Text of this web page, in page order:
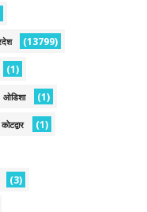
(13799)
(1)
ओडिशा (1)
कोटद्वार (1)
(3)